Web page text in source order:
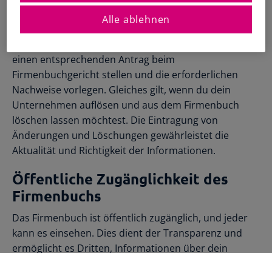
Alle Funktionen
Übersicht & Infos
Übersichtliche Entscheidungshilfen
Registrierte Steuerberater und
Buchhalter
ändern, beispielsweise der Firmenname oder die
einen entsprechenden Antrag beim
Firmenbuchgericht stellen und die erforderlichen
Nachweise vorlegen. Gleiches gilt, wenn du dein
Unternehmen auflösen und aus dem Firmenbuch
löschen lassen möchtest. Die Eintragung von
Änderungen und Löschungen gewährleistet die
Aktualität und Richtigkeit der Informationen.
Öffentliche Zugänglichkeit des
Firmenbuchs
Das Firmenbuch ist öffentlich zugänglich, und jeder
kann es einsehen. Dies dient der Transparenz und
ermöglicht es Dritten, Informationen über dein
Alle ablehnen